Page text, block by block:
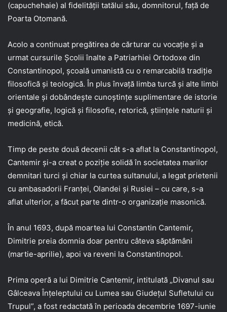
(capuchehaie) al fidelităţii tatălui său, domnitorul, faţă de
Poarta Otomană.
Acolo a continuat pregătirea de cărturar cu vocaţie şi a
urmat cursurile Şcolii înalte a Patriarhiei Ortodoxe din
Constantinopol, şcoală umanistă cu o remarcabilă tradiţie
filosofică şi teologică. În plus învaţă limba turcă şi alte limbi
orientale şi dobândeşte cunoştinţe suplimentare de istorie
şi geografie, logică şi filosofie, retorică, ştiinţele naturii şi
medicină, etică.
Timp de peste două decenii cât s-a aflat la Constantinopol,
Cantemir şi-a creat o poziţie solidă în societatea marilor
demnitari turci şi chiar la curtea sultanului, a legat prietenii
cu ambasadorii Franţei, Olandei şi Rusiei – cu care, s-a
aflat ulterior, a făcut parte dintr-o organizaţie masonică.
În anul 1693, după moartea lui Constantin Cantemir,
Dimitrie preia domnia doar pentru câteva săptămâni
(martie-aprilie), apoi va reveni la Constantinopol.
Prima operă a lui Dimitrie Cantemir, intitulată „Divanul sau
Gâlceava Înţeleptului cu Lumea sau Giudeţul Sufletului cu
Trupul”, a fost redactată în perioada decembrie 1697-iunie